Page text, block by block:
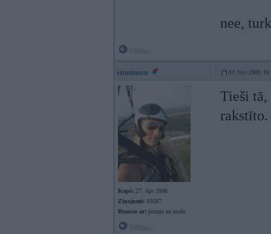
nee,
stuntman 03. Nov 2008,
Kopš: 27. Apr 2006
Ziņojumi: 10587
Braucu ar: pumpi uz mežu
Tieši
rakstīto.